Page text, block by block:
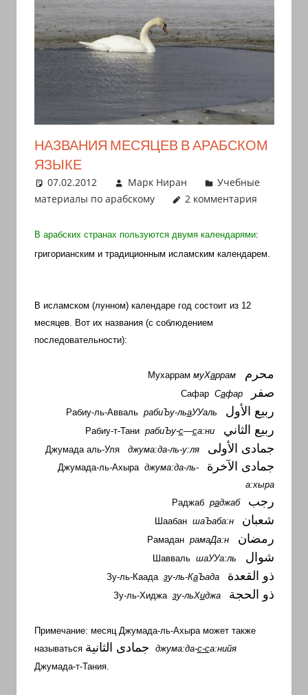
иврите
арамейском.
Поговорки
пословицы
арабском,
иврите
Кулинарные
рецепты
НАЗВАНИЯ МЕСЯЦЕВ В АРАБСКОМ
ЯЗЫКЕ
07.02.2012 Марк Ниран
Учебные
материалы по арабскому
2 комментария
В арабских странах пользуются двумя календарями:
григорианским и традиционным исламским календарем.
В исламском (лунном) календаре год состоит из 12
месяцев. Вот их названия (с соблюдением
последовательности):
محرم Мухаррам муХаррам
صفر Сафар Сафар
ربيع الأول Рабиу-ль-Авваль рабиЪу-льаУУаль
ربيع الثاني Рабиу-т-Тани рабиЪу-с—са:ни
جمادى الأولى Джумада аль-Уля джума:да-ль-у:ля
جمادى الآخرة Джумада-ль-Ахыра джума:да-ль-
а:хыра
رجب Раджаб раджаб
شعبان Шаабан шаЪаба:н
رمضان Рамадан рамаДа:н
شوال Шавваль шаУУа:ль
ذو القعدة Зу-ль-Каада зу-ль-КаЪада
ذو الحجة Зу-ль-Хиджа зу-льХиджа
Примечание: месяц Джумада-ль-Ахыра может также
называться جمادى الثانية джума:да-с-са:нийя
Джумада-т-Тания.